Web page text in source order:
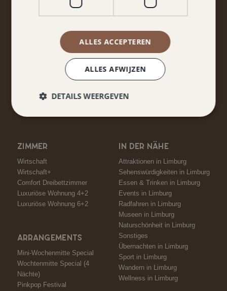
Ja, ich bin mit den AGB und der Datenschutzrichtlinie
einverstanden.
Halte mich auf dem Laufenden
ZIMMER
Wirtschaft
Wirtschaft+
Comfort Dreibettzimmer
Luxuriöse Wohnung 4+2
Luxuriöse Wohnung 6+2
ARRANGEMENTS
Mini-Wochenmitte Special
Wochtenmitte Special (4
Nächte)
Pinkpop Festival
IN DER NÄHE
Attraktionen in Limburg
Sehenswürdigkeiten in Limburg
Essen & Trinken in Limburg
Events in Limburg
Radfahren in Limburg
Museen in Limburg
Naturschönheit in Limburg
Sonstiges
Übernachten in Limburg
Sport in Limburg
Wandern in Limburg
Wellness in Limburg
ALLES ACCEPTEREN
ALLES AFWIJZEN
DETAILS WEERGEVEN